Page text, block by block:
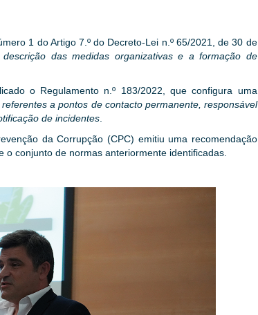
1 do Artigo 7.º do Decreto-Lei n.º 65/2021, de 30 de
descrição das medidas organizativas e a formação de
o Regulamento n.º 183/2022, que configura uma
a pontos de contacto permanente, responsável
de incidentes
da Corrupção (CPC) emitiu uma recomendação
conjunto de normas anteriormente identificadas.